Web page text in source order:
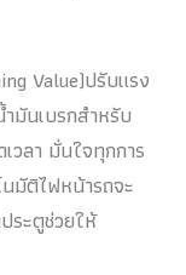
Value)ปรับแรง
มันเบรกสำหรับ
วลา มั่นใจทุกการ
มัติไฟหน้ารถจะ
ระตูช่วยให้